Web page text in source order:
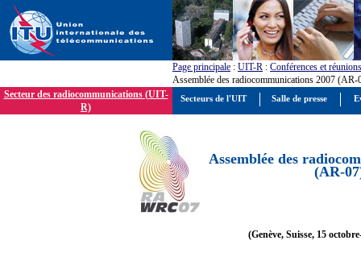
Page principale : UIT-R : Conférences et réunions
Assemblée des radiocommunications 2007 (AR-
Secteur des radiocommunications (UIT-
R)
Assemblée des
(AR-
(Genève, Suisse, 15
Secteurs de l'UIT Salle de presse